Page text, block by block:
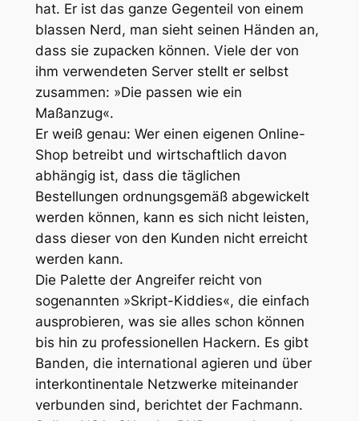
hat. Er ist das ganze Gegenteil von einem
blassen Nerd, man sieht seinen Händen an,
dass sie zupacken können. Viele der von
ihm verwendeten Server stellt er selbst
zusammen: »Die passen wie ein
Maßanzug«.
Er weiß genau: Wer einen eigenen Online-
Shop betreibt und wirtschaftlich davon
abhängig ist, dass die täglichen
Bestellungen ordnungsgemäß abgewickelt
werden können, kann es sich nicht leisten,
dass dieser von den Kunden nicht erreicht
werden kann.
Die Palette der Angreifer reicht von
sogenannten »Skript-Kiddies«, die einfach
ausprobieren, was sie alles schon können
bis hin zu professionellen Hackern. Es gibt
Banden, die international agieren und über
interkontinentale Netzwerke miteinander
verbunden sind, berichtet der Fachmann.